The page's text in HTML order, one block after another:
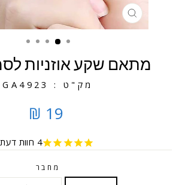
מתאם שקע אוזניות
מק"ט : GA4923
19 ₪
4 חוות דעת
מחבר
סגירה